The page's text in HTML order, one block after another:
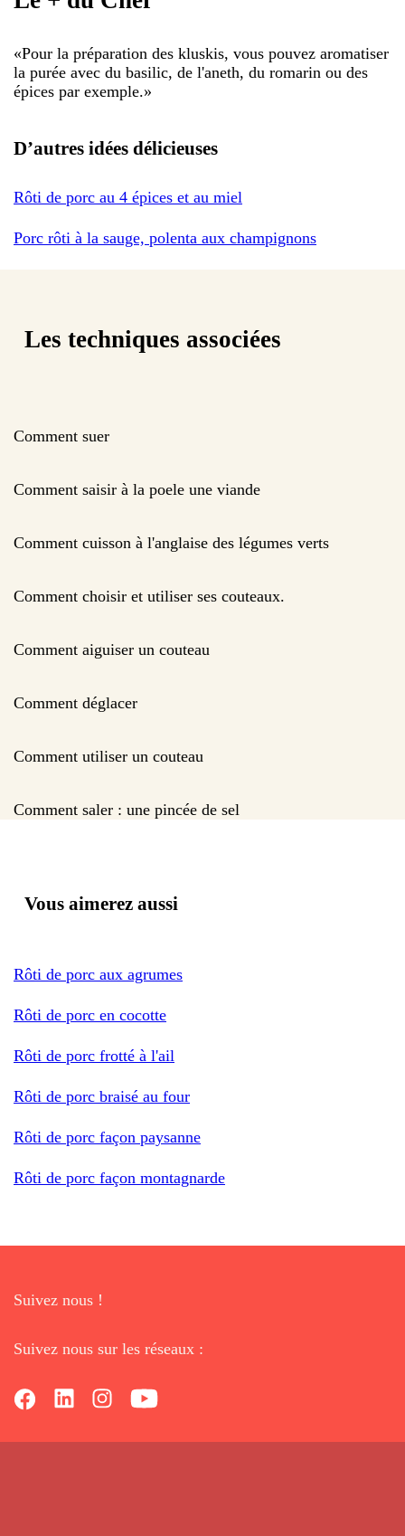
«Pour la préparation des kluskis, vous pouvez aromatiser
la purée avec du basilic, de l'aneth, du romarin ou des
épices par exemple.»
D’autres idées délicieuses
Rôti de porc au 4 épices et au miel
Porc rôti à la sauge, polenta aux champignons
Les techniques associées
Comment suer
Comment saisir à la poele une viande
Comment cuisson à l'anglaise des légumes verts
Comment choisir et utiliser ses couteaux.
Comment aiguiser un couteau
Comment déglacer
Comment utiliser un couteau
Comment saler : une pincée de sel
Vous aimerez aussi
Rôti de porc aux agrumes
Rôti de porc en cocotte
Rôti de porc frotté à l'ail
Rôti de porc braisé au four
Rôti de porc façon paysanne
Rôti de porc façon montagnarde
Suivez nous !
Suivez nous sur les réseaux :